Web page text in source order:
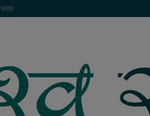
मा सम्पर्क गर्नुहोस